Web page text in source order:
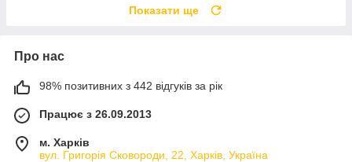
Показати ще
Про нас
98% позитивних з 442 відгуків за рік
Працює з 26.09.2013
м. Харків
вул. Григорія Сковороди, 22, Харків, Україна